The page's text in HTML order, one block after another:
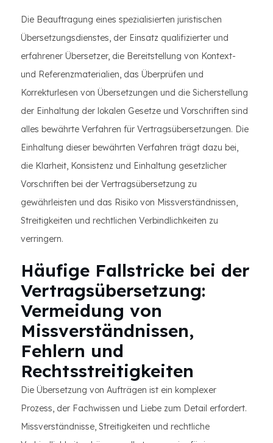
Die Beauftragung eines spezialisierten juristischen
Übersetzungsdienstes, der Einsatz qualifizierter und
erfahrener Übersetzer, die Bereitstellung von Kontext-
und Referenzmaterialien, das Überprüfen und
Korrekturlesen von Übersetzungen und die Sicherstellung
der Einhaltung der lokalen Gesetze und Vorschriften sind
alles bewährte Verfahren für Vertragsübersetzungen. Die
Einhaltung dieser bewährten Verfahren trägt dazu bei,
die Klarheit, Konsistenz und Einhaltung gesetzlicher
Vorschriften bei der Vertragsübersetzung zu
gewährleisten und das Risiko von Missverständnissen,
Streitigkeiten und rechtlichen Verbindlichkeiten zu
verringern.
Häufige Fallstricke bei der
Vertragsübersetzung:
Vermeidung von
Missverständnissen,
Fehlern und
Rechtsstreitigkeiten
Die Übersetzung von Aufträgen ist ein komplexer
Prozess, der Fachwissen und Liebe zum Detail erfordert.
Missverständnisse, Streitigkeiten und rechtliche